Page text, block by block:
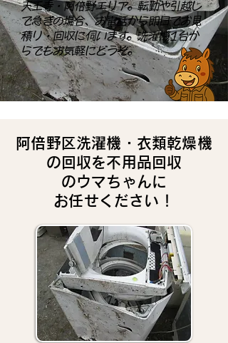
天王寺・阿倍野エリア。転勤や引越し
で急ぎの場合、お電話から即日でお見
積り・回収に伺います。洗濯機1台か
らでもお気軽にどうぞ。
阿倍野区洗濯機・衣類乾燥機
の回収を不用品回収
のウマちゃんに
お任せください！